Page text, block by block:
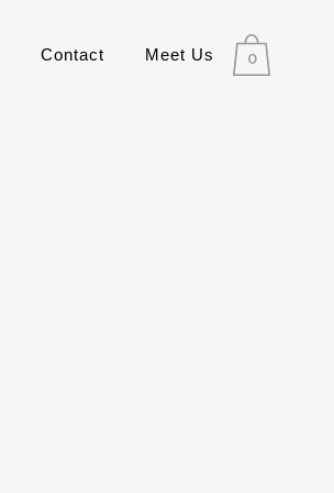
0
Contact Meet Us